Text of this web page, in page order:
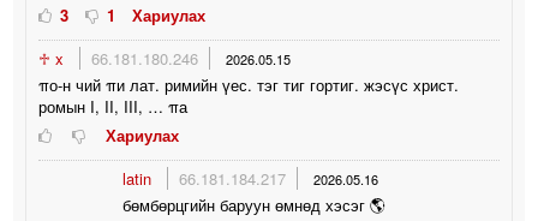
3
1
Хариулах
♱ x
66.181.180.246 2026.05.15
πо-н чий πи лат. римийн үес. тэг тиг гортиг. жэсүс христ.
ромын I, II, III, … πа
Хариулах
latin
66.181.184.217 2026.05.16
бөмбөрцгийн баруун өмнөд хэсэг 🌎